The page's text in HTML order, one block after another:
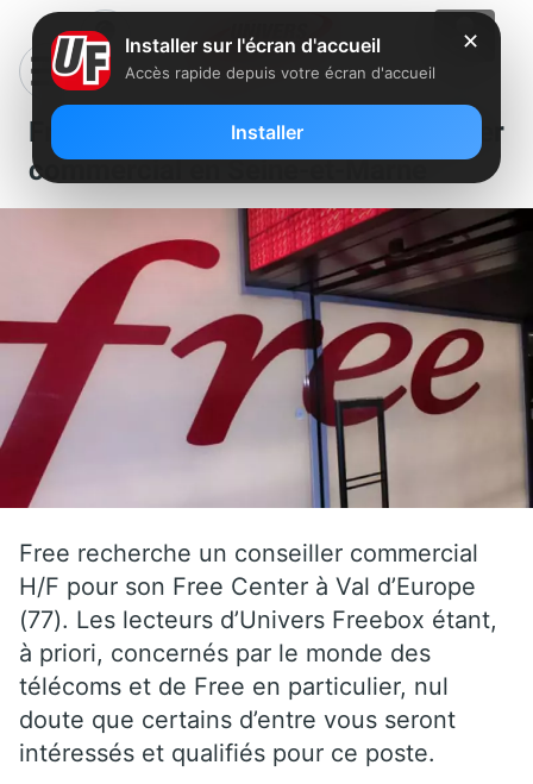
Free recherche un conseiller
commercial en Seine-et-Marne
Free recherche un conseiller commercial
H/F pour son Free Center à Val d’Europe
(77). Les lecteurs d’Univers Freebox étant,
à priori, concernés par le monde des
télécoms et de Free en particulier, nul
doute que certains d’entre vous seront
intéressés et qualifiés pour ce poste.
✕
Installer sur l'écran d'accueil
Accès rapide depuis votre écran d'accueil
Installer